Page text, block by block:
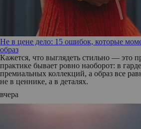
Не в цене дело: 15 ошибок, которые
образ
Кажется, что выглядеть стильно — это
практике бывает ровно наоборот: в
премиальных коллекций, а образ все
не в ценнике, а в деталях.
вчера